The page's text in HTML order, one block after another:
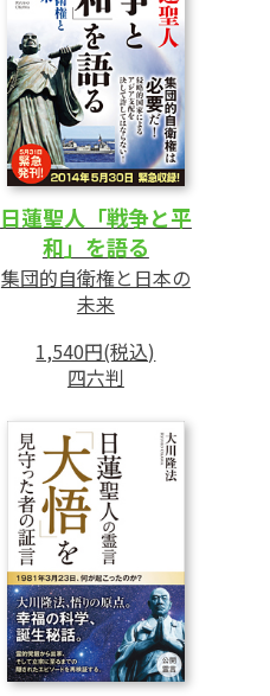
日蓮聖人「戦争と平
和」を語る
集団的自衛権と日本の
未来
1,540円(税込)
四六判